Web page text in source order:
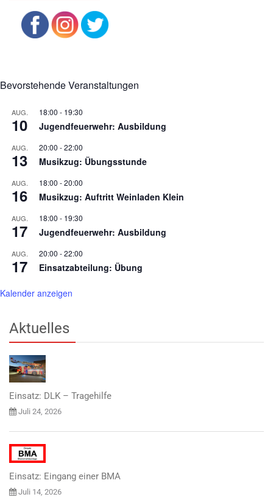
Bevorstehende Veranstaltungen
AUG.
10
18:00 - 19:30
Jugendfeuerwehr: Ausbildung
AUG.
13
20:00 -22:00
Musikzug: Übungsstunde
AUG.
16
18:00 -20:00
Musikzug: Auftritt Weinladen Klein
AUG.
17
18:00 - 19:30
Jugendfeuerwehr: Ausbildung
AUG.
17
20:00 -22:00
Einsatzabteilung: Übung
Kalender anzeigen
Aktuelles
Einsatz: DLK – Tragehilfe
Juli 24, 2026
Einsatz: Eingang einer BMA
Juli 14, 2026